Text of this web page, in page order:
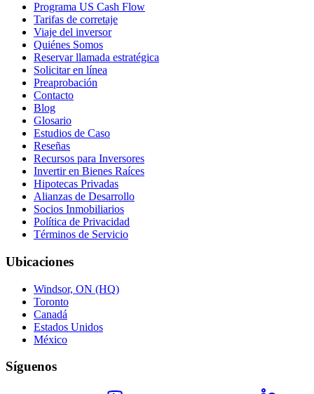
Programa US Cash Flow
Tarifas de corretaje
Viaje del inversor
Quiénes Somos
Reservar llamada estratégica
Solicitar en línea
Preaprobación
Contacto
Blog
Glosario
Estudios de Caso
Reseñas
Recursos para Inversores
Invertir en Bienes Raíces
Hipotecas Privadas
Alianzas de Desarrollo
Socios Inmobiliarios
Política de Privacidad
Términos de Servicio
Ubicaciones
Windsor, ON (HQ)
Toronto
Canadá
Estados Unidos
México
Síguenos